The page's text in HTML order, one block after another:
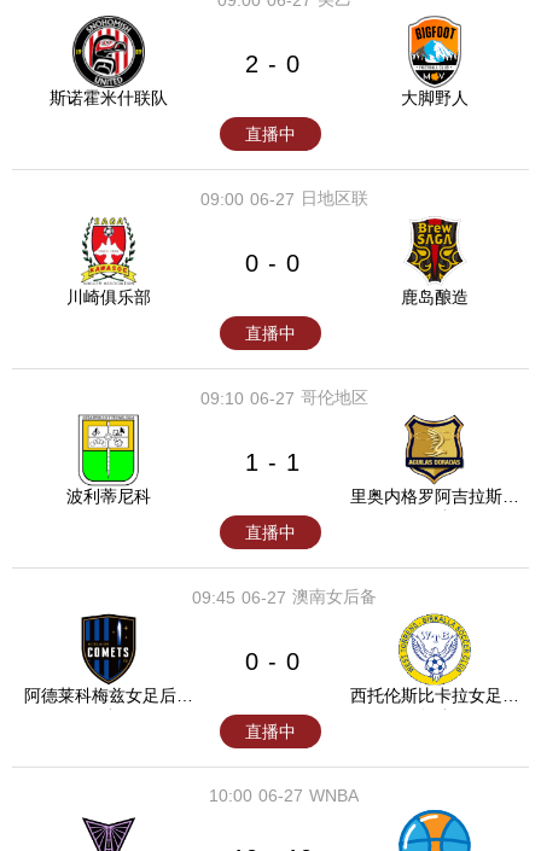
斯诺霍米什联队
2 - 0
大脚野人
直播中
06-27
09:00 日地区联
川崎俱乐部
0 - 0
鹿岛酿造
直播中
06-27
09:10 哥伦地区
波利蒂尼科
1 - 1
里奥内格罗阿吉拉斯后
直播中
06-27
09:45 澳南女后备
阿德莱科梅兹女足后备
0 - 0
西托伦斯比卡拉女足后
直播中
06-27
10:00 WNBA